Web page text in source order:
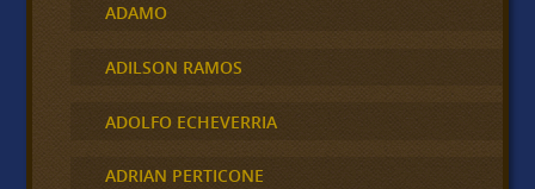
ADAMO
ADILSON RAMOS
ADOLFO ECHEVERRIA
ADRIAN PERTICONE